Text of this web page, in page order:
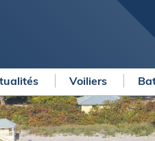
Courses
Voiliers